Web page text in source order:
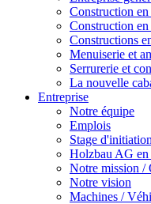
Construction
Construction
Constructions
Menuiserie et
Serrurerie et
La nouvelle
Entreprise
Notre équipe
Emplois
Stage
Holzbau AG
Notre mission /
Notre vision
Machines /